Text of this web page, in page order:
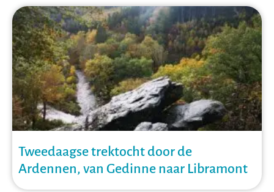
Tweedaagse trektocht door de
Ardennen, van Gedinne naar Libramont